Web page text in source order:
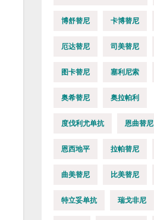
博舒替尼 卡博替尼
厄达替尼 司美替尼
图卡替尼 塞利尼索
奥希替尼 奥拉帕利
度伐利尤单抗 恩曲替尼
恩西地平 拉帕替尼
曲美替尼 比美替尼
特立妥单抗 瑞戈非尼